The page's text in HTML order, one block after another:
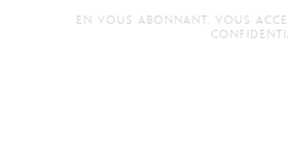
EN VOUS ABONNANT, VOUS